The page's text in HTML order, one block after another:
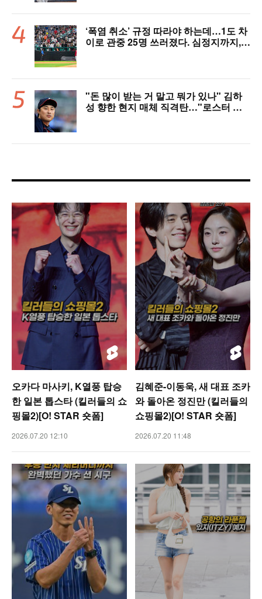
‘폭염 취소’ 규정 따라야 하는데…1도 차
이로 관중 25명 쓰러졌다. 심정지까지,
"돈 많이 받는 거 말고 뭐가 있나" 김하
성 향한 현지 매체 직격탄…"로스터 한
오카다 마사키, K열풍 탑승
한 일본 톱스타 (킬러들의 쇼
핑몰2)[O! STAR 숏폼]
2026.07.20 12:10
김혜준-이동욱, 새 대표 조카
와 돌아온 정진만 (킬러들의
쇼핑몰2)[O! STAR 숏폼]
2026.07.20 11:48